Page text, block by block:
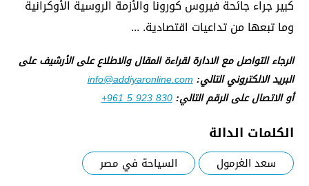
كبير جراء جائحة فيروس كورونا والأزمة الروسية الأوكرانية
وما تبعها من تداعيات اقتصادية. ...
الرجاء التواصل مع الادارة لقراءة المقال والاطلاع على الأرشيف على
البريد الالكتروني التالي:info@addiyaronline.com
أو الاتصال على الرقم التالي:+961 5 923 830
الكلمات الدالة
سعد الغرمول السياحة في مصر